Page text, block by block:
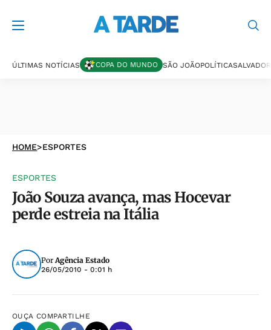
ÚLTIMAS NOTÍCIAS COPA DO MUNDO SÃO JOÃOPOLÍTICASALVADOR
HOME>ESPORTES
ESPORTES
João Souza avança, mas Hocevar
perde estreia na Itália
PorAgência Estado
26/05/2010 - 0:01 h
OUÇA COMPARTILHE